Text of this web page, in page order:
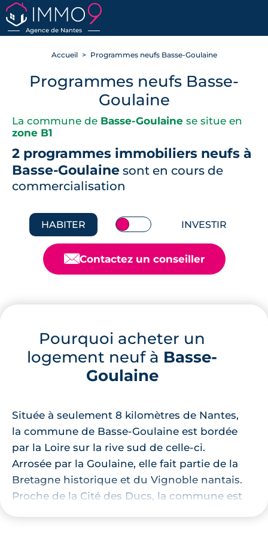
Agence de Nantes
RETOUR
Accueil Programmes neufs Basse-Goulaine
Programmes neufs Basse-
Goulaine
La commune de Basse-Goulaine se situe en
zone B1
2 programmes immobiliers neufs à
Basse-Goulaine sont en cours de
commercialisation
HABITER INVESTIR
📧Contactez un conseiller
Pourquoi acheter un
logement neuf à Basse-
Goulaine
Située à seulement 8 kilomètres de Nantes,
la commune de Basse-Goulaine est bordée
par la Loire sur la rive sud de celle-ci.
Arrosée par la Goulaine, elle fait partie de la
Bretagne historique et du Vignoble nantais.
Proche de la Cité des Ducs, la commune est